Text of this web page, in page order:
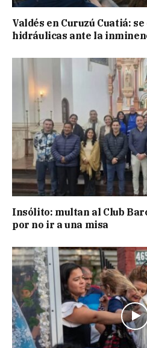
Valdés en Curuzú Cuatiá:
hidráulicas ante la
Insólito: multan al Club
por no ir a una misa